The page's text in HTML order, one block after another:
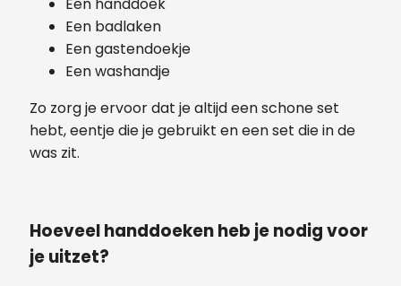
Een handdoek
Een badlaken
Een gastendoekje
Een washandje
Zo zorg je ervoor dat je altijd een schone set
hebt, eentje die je gebruikt en een set die in de
was zit.
Hoeveel handdoeken heb je nodig voor
je uitzet?